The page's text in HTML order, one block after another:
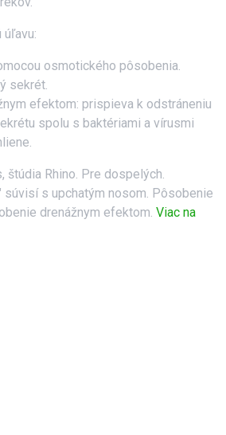
úľavu:
osmotického pôsobenia.
sekrét.
efektom: prispieva k odstráneniu
spolu s baktériami a vírusmi
štúdia Rhino. Pre dospelých.
súvisí s upchatým nosom. Pôsobenie
drenážnym efektom. Viac na